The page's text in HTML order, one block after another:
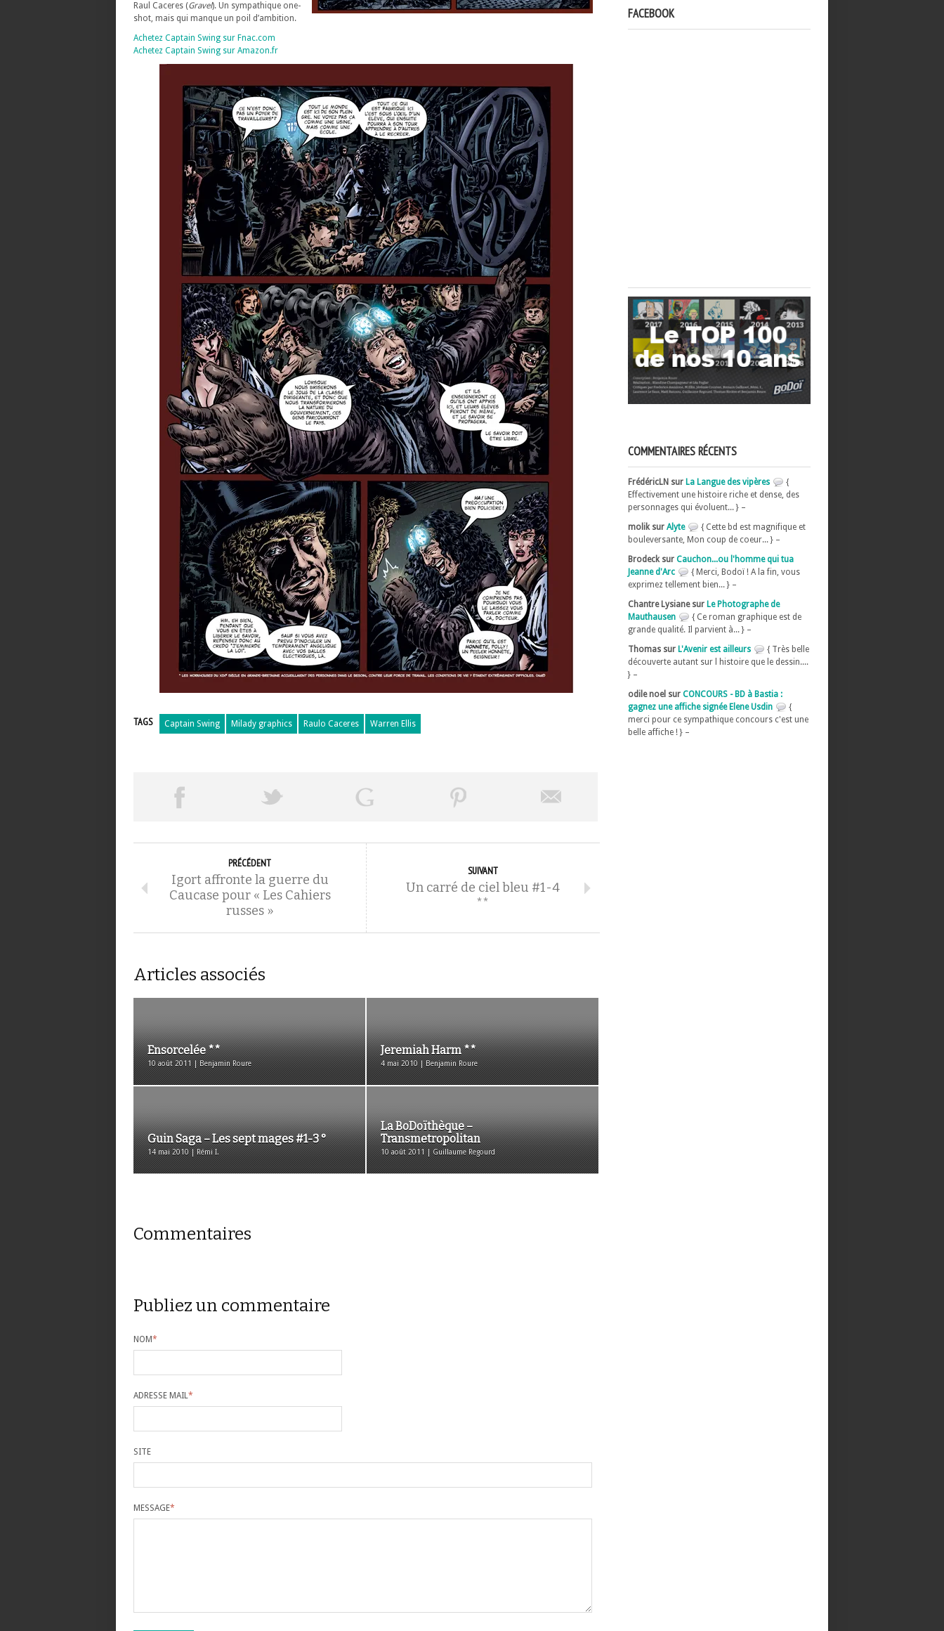
Raul Caceres (Gravel). Un sympathique one-
shot, mais qui manque un poil d’ambition.
Achetez Captain Swing sur Fnac.com
Achetez Captain Swing sur Amazon.fr
TAGS Captain Swing Milady graphics Raulo Caceres Warren Ellis
PRÉCÉDENT
Igort affronte la guerre du
Caucase pour « Les Cahiers
russes »
SUIVANT
Un carré de ciel bleu #1-4
**
Articles associés
Ensorcelée **
10 août 2011 | Benjamin Roure
Jeremiah Harm **
4 mai 2010 | Benjamin Roure
Guin Saga – Les sept mages #1-3 °
14 mai 2010 | Rémi I.
La BoDoïthèque –
Transmetropolitan
10 août 2011 | Guillaume Regourd
Commentaires
Publiez un commentaire
NOM*
ADRESSE MAIL*
SITE
MESSAGE*
FACEBOOK
COMMENTAIRES RÉCENTS
FrédéricLN sur La Langue des vipères
{
Effectivement une histoire riche et dense, des
personnages qui évoluent... } –
molik sur Alyte
{ Cette bd est magnifique et
bouleversante, Mon coup de coeur... } –
Brodeck sur Cauchon...ou l'homme qui tua
Jeanne d'Arc
{ Merci, Bodoï ! A la fin, vous
exprimez tellement bien... } –
Chantre Lysiane sur Le Photographe de
Mauthausen
{ Ce roman graphique est de
grande qualité. Il parvient à... } –
Thomas sur L'Avenir est ailleurs
{ Très belle
découverte autant sur l histoire que le dessin....
} –
odile noel sur CONCOURS - BD à Bastia :
gagnez une affiche signée Elene Usdin
{
merci pour ce sympathique concours c'est une
belle affiche ! } –